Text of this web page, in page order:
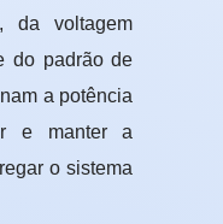
da voltagem
do padrão de
a potência
e manter a
o sistema